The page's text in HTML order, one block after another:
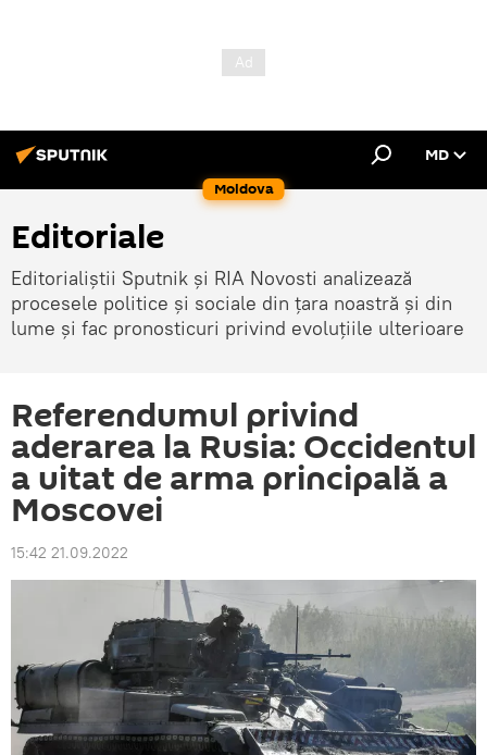
Moldova
MD
Editoriale
Editorialiștii Sputnik și RIA Novosti analizează
procesele politice și sociale din țara noastră și din
lume și fac pronosticuri privind evoluțiile ulterioare
Referendumul privind
aderarea la Rusia: Occidentul
a uitat de arma principală a
Moscovei
15:42 21.09.2022